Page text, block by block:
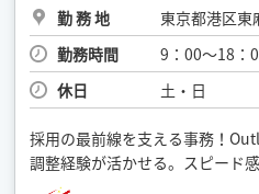
勤 務 地
東京都港区東
勤務時間
9：00～18：
休日
土・日
採用の最前線を支える事務！
調整経験が活かせる。スピード